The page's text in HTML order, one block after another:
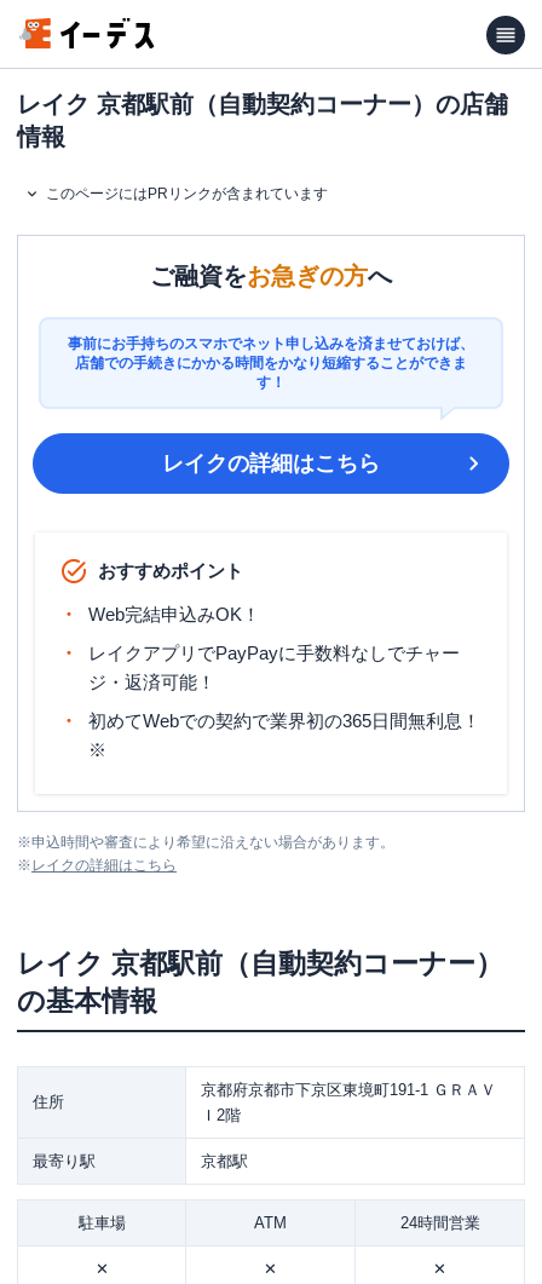
レイク 京都駅前（自動契約コーナー）の店舗
情報
このページにはPRリンクが含まれています
ご融資をお急ぎの方へ
事前にお手持ちのスマホでネット申し込みを済ませておけば、
店舗での手続きにかかる時間をかなり短縮することができま
す！
レイクの詳細はこちら
おすすめポイント
Web完結申込みOK！
レイクアプリでPayPayに手数料なしでチャー
ジ・返済可能！
初めてWebでの契約で業界初の365日間無利息！
※
※申込時間や審査により希望に沿えない場合があります。
※ レイクの詳細はこちら
レイク 京都駅前（自動契約コーナー）
の基本情報
住所
京都府京都市下京区東境町191-1 ＧＲＡＶ
Ｉ2階
最寄り駅 京都駅
駐車場 ATM 24時間営業
✕ ✕ ✕